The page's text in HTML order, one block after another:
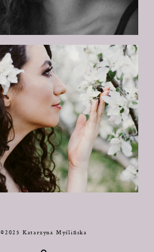
©2025 Katarzyna Myślińska